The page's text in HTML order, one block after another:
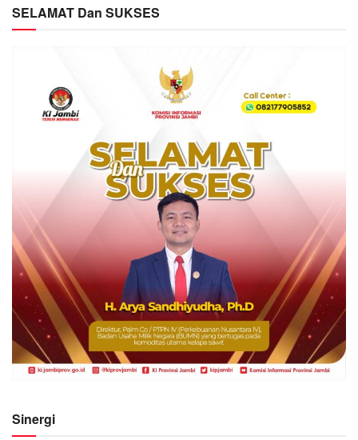
SELAMAT Dan SUKSES
Sinergi